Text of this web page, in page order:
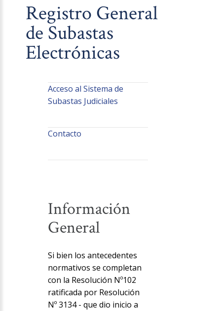
Registro General
de Subastas
Electrónicas
Acceso al Sistema de
Subastas Judiciales
Contacto
Información
General
Si bien los antecedentes
normativos se completan
con la Resolución Nº102
ratificada por Resolución
Nº 3134 - que dio inicio a